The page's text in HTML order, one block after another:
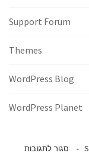
סגור לתגובות
Support Forum
Themes
WordPress Blog
WordPress Planet